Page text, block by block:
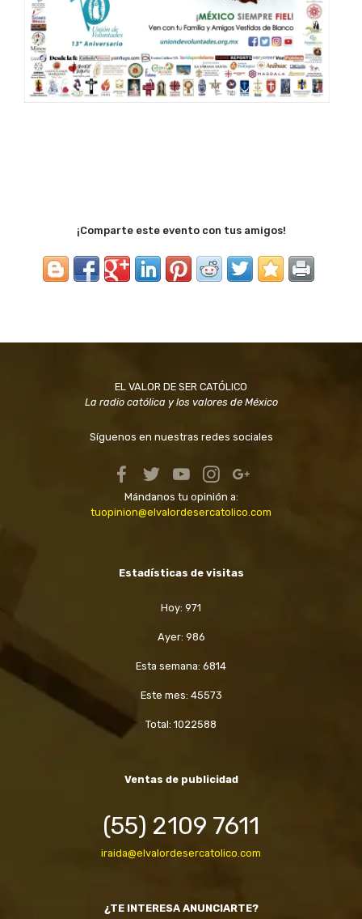
¡Comparte este evento con tus amigos!
EL VALOR DE SER CATÓLICO
La radio católica y los valores de México
Síguenos en nuestras redes sociales
Mándanos tu opinión a:
tuopinion@elvalordesercatolico.com
Estadísticas de visitas
Hoy: 971
Ayer: 986
Esta semana: 6814
Este mes: 45573
Total: 1022588
Ventas de publicidad
(55) 2109 7611
iraida@elvalordesercatolico.com
¿TE INTERESA ANUNCIARTE?